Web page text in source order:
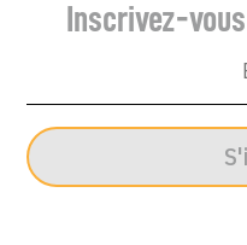
Inscrivez-